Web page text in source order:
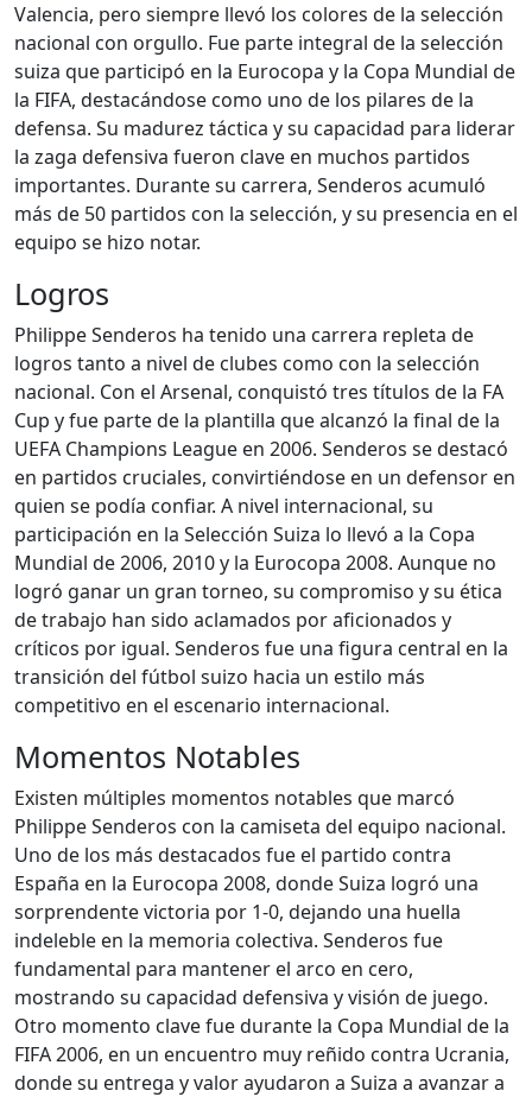
Valencia, pero siempre llevó los colores de la selección
nacional con orgullo. Fue parte integral de la selección
suiza que participó en la Eurocopa y la Copa Mundial de
la FIFA, destacándose como uno de los pilares de la
defensa. Su madurez táctica y su capacidad para liderar
la zaga defensiva fueron clave en muchos partidos
importantes. Durante su carrera, Senderos acumuló
más de 50 partidos con la selección, y su presencia en el
equipo se hizo notar.
Logros
Philippe Senderos ha tenido una carrera repleta de
logros tanto a nivel de clubes como con la selección
nacional. Con el Arsenal, conquistó tres títulos de la FA
Cup y fue parte de la plantilla que alcanzó la final de la
UEFA Champions League en 2006. Senderos se destacó
en partidos cruciales, convirtiéndose en un defensor en
quien se podía confiar. A nivel internacional, su
participación en la Selección Suiza lo llevó a la Copa
Mundial de 2006, 2010 y la Eurocopa 2008. Aunque no
logró ganar un gran torneo, su compromiso y su ética
de trabajo han sido aclamados por aficionados y
críticos por igual. Senderos fue una figura central en la
transición del fútbol suizo hacia un estilo más
competitivo en el escenario internacional.
Momentos Notables
Existen múltiples momentos notables que marcó
Philippe Senderos con la camiseta del equipo nacional.
Uno de los más destacados fue el partido contra
España en la Eurocopa 2008, donde Suiza logró una
sorprendente victoria por 1-0, dejando una huella
indeleble en la memoria colectiva. Senderos fue
fundamental para mantener el arco en cero,
mostrando su capacidad defensiva y visión de juego.
Otro momento clave fue durante la Copa Mundial de la
FIFA 2006, en un encuentro muy reñido contra Ucrania,
donde su entrega y valor ayudaron a Suiza a avanzar a